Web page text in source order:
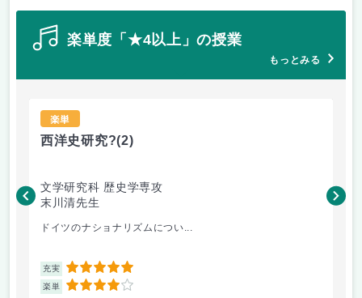
楽単度「★4以上」の授業
もっとみる
楽単
西洋史研究?(2)
文学研究科 歴史学専攻
末川清先生
ドイツのナショナリズムについ...
充実 5
楽単 4
松